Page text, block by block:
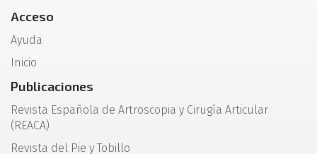
Acceso
Ayuda
Inicio
Publicaciones
Revista Española de Artroscopia y Cirugía Articular
(REACA)
Revista del Pie y Tobillo